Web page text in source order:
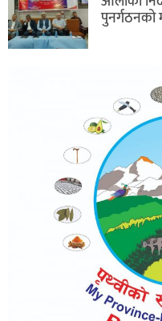
पुनर्गठनको